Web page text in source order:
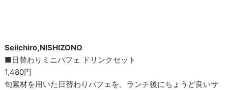
Seiichiro,NISHIZONO
■日替わりミニパフェ ドリンクセット
1,480円
旬素材を用いた日替わりパフェを、ランチ後にちょうど良いサ